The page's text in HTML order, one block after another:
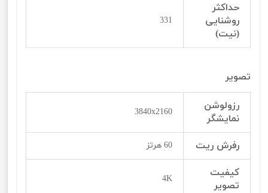
حداکثر
روشنایی
(نیت)
331
تصویر
رزولوشن
نمایشگر
3840x2160
رفرش ریت 60 هرتز
کیفیت
تصویر
4K